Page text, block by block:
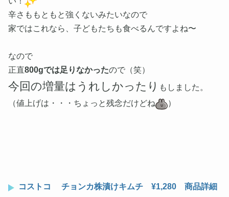
辛さももともと強くないみたいなので
家ではこれなら、子どもたちも食べるんですよね〜
なので
正直800gでは足りなかったので（笑）
今回の増量はうれしかったり もしました。
（値上げは・・・ちょっと残念だけどね
）
コストコ チョンカ株漬けキムチ ¥1,280 商品詳細